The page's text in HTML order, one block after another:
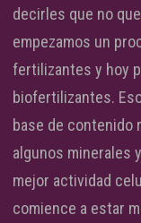
decirles que no
empezamos un
fertilizantes y hoy
biofertilizantes.
base de contenido
algunos minerales
mejor actividad
comience a estar